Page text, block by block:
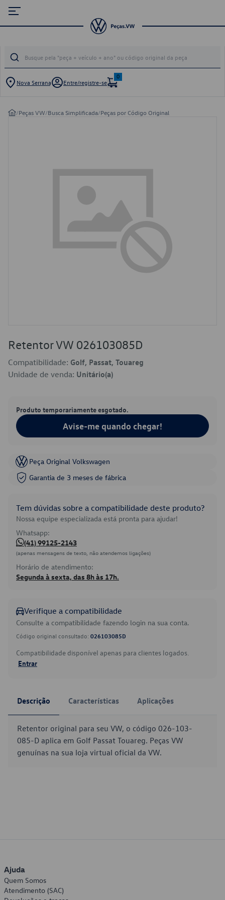
Nova Serrana Entre/registre-se
0
/Peças VW/Busca Simplificada/Peças por Código Original
Retentor VW 026103085D
Compatibilidade: Golf, Passat, Touareg
Unidade de venda: Unitário(a)
Produto temporariamente esgotado.
Avise-me quando chegar!
Peça Original Volkswagen
Garantia de 3 meses de fábrica
Tem dúvidas sobre a compatibilidade deste produto?
Nossa equipe especializada está pronta para ajudar!
Whatsapp:
(41) 99125-2143
(apenas mensagens de texto, não atendemos ligações)
Horário de atendimento:
Segunda à sexta, das 8h às 17h.
Verifique a compatibilidade
Consulte a compatibilidade fazendo login na sua conta.
Código original consultado: 026103085D
Compatibilidade disponível apenas para clientes logados.
Entrar
Descrição Características Aplicações
Retentor original para seu VW, o código 026-103-
085-D aplica em Golf Passat Touareg. Peças VW
genuínas na sua loja virtual oficial da VW.
Ajuda
Quem Somos
Atendimento (SAC)